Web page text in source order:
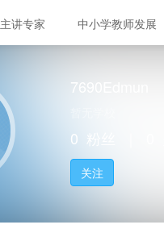
主讲专家 中小学教师发展
7690Edmun
0 粉丝
关注